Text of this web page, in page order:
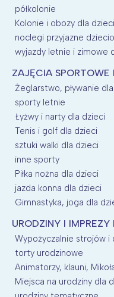
półkolonie
Kolonie i obozy dla dzieci
noclegi przyjazne
wyjazdy letnie i zimowe
ZAJĘCIA SPORTOWE
Żeglarstwo, pływanie
sporty letnie
Łyżwy i narty dla dzieci
Tenis i golf dla dzieci
sztuki walki dla dzieci
inne sporty
Piłka nożna dla dzieci
jazda konna dla dzieci
Gimnastyka, joga dla
URODZINY I IMPREZY
Wypożyczalnie strojów i
torty urodzinowe
Animatorzy, klauni,
Miejsca na urodziny dla